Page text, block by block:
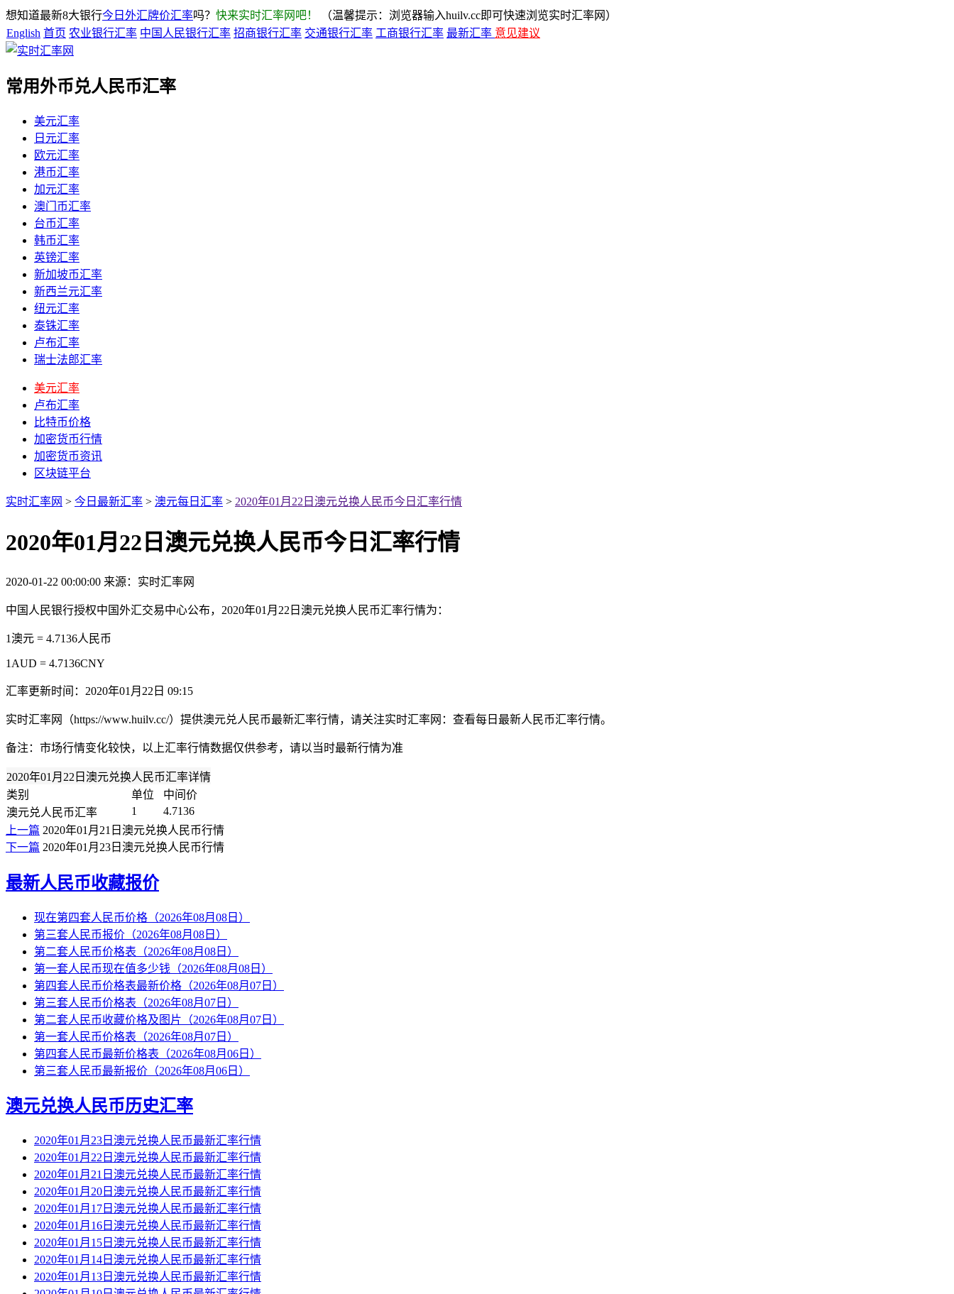
想知道最新8大银行今日外汇牌价汇率吗？ 快来实时汇率网吧！
（温馨提示：浏览器输入huilv.cc即可快速浏览实时汇率网）
English 首页 农业银行汇率 中国人民银行汇率 招商银行汇率 交通银行汇率 工商银行汇率 最新汇率 意见建议
常用外币兑人民币汇率
美元汇率
日元汇率
欧元汇率
港币汇率
加元汇率
澳门币汇率
台币汇率
韩币汇率
英镑汇率
新加坡币汇率
新西兰元汇率
纽元汇率
泰铢汇率
卢布汇率
瑞士法郎汇率
美元汇率
卢布汇率
比特币价格
加密货币行情
加密货币资讯
区块链平台
实时汇率网 > 今日最新汇率 > 澳元每日汇率 > 2020年01月22日澳元兑换人民币今日汇率行情
2020年01月22日澳元兑换人民币今日汇率行情
2020-01-22 00:00:00 来源：实时汇率网
中国人民银行授权中国外汇交易中心公布，2020年01月22日澳元兑换人民币汇率行情为：
1澳元 = 4.7136人民币
1AUD = 4.7136CNY
汇率更新时间：2020年01月22日 09:15
实时汇率网（https://www.huilv.cc/）提供澳元兑人民币最新汇率行情，请关注实时汇率网：查看每日最新人民币汇率行情。
备注：市场行情变化较快，以上汇率行情数据仅供参考，请以当时最新行情为准
2020年01月22日澳元兑换人民币汇率详情
类别
单位
中间价
澳元兑人民币汇率
1
4.7136
上一篇 2020年01月21日澳元兑换人民币行情
下一篇 2020年01月23日澳元兑换人民币行情
最新人民币收藏报价
现在第四套人民币价格（2026年08月08日）
第三套人民币报价（2026年08月08日）
第二套人民币价格表（2026年08月08日）
第一套人民币现在值多少钱（2026年08月08日）
第四套人民币价格表最新价格（2026年08月07日）
第三套人民币价格表（2026年08月07日）
第二套人民币收藏价格及图片（2026年08月07日）
第一套人民币价格表（2026年08月07日）
第四套人民币最新价格表（2026年08月06日）
第三套人民币最新报价（2026年08月06日）
澳元兑换人民币历史汇率
2020年01月23日澳元兑换人民币最新汇率行情
2020年01月22日澳元兑换人民币最新汇率行情
2020年01月21日澳元兑换人民币最新汇率行情
2020年01月20日澳元兑换人民币最新汇率行情
2020年01月17日澳元兑换人民币最新汇率行情
2020年01月16日澳元兑换人民币最新汇率行情
2020年01月15日澳元兑换人民币最新汇率行情
2020年01月14日澳元兑换人民币最新汇率行情
2020年01月13日澳元兑换人民币最新汇率行情